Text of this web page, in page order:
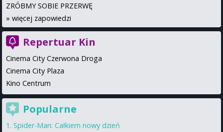
ZRÓBMY SOBIE PRZERWĘ
» więcej zapowiedzi
Repertuar Kin
Cinema City Czerwona Droga
Cinema City Plaza
Kino Centrum
Popularne
Spider-Man: Całkiem nowy dzień